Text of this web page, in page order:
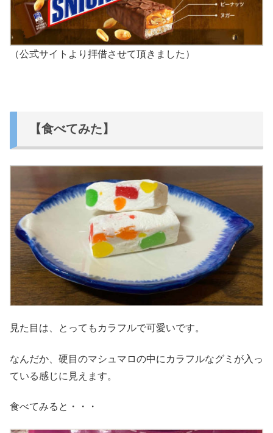
（公式サイトより拝借させて頂きました）
【食べてみた】
見た目は、とってもカラフルで可愛いです。
なんだか、硬目のマシュマロの中にカラフルなグミが入っ
ている感じに見えます。
食べてみると・・・